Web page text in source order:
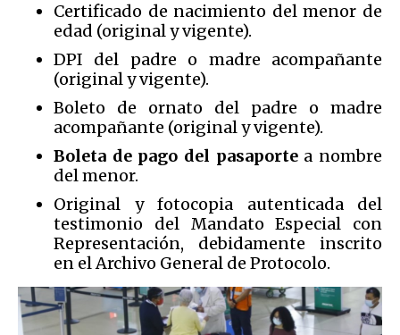
Certificado de nacimiento del menor de
edad (original y vigente).
DPI del padre o madre acompañante
(original y vigente).
Boleto de ornato del padre o madre
acompañante (original y vigente).
Boleta de pago del pasaportea nombre
del menor.
Original y fotocopia autenticada del
testimonio del Mandato Especial con
Representación, debidamente inscrito
en el Archivo General de Protocolo.